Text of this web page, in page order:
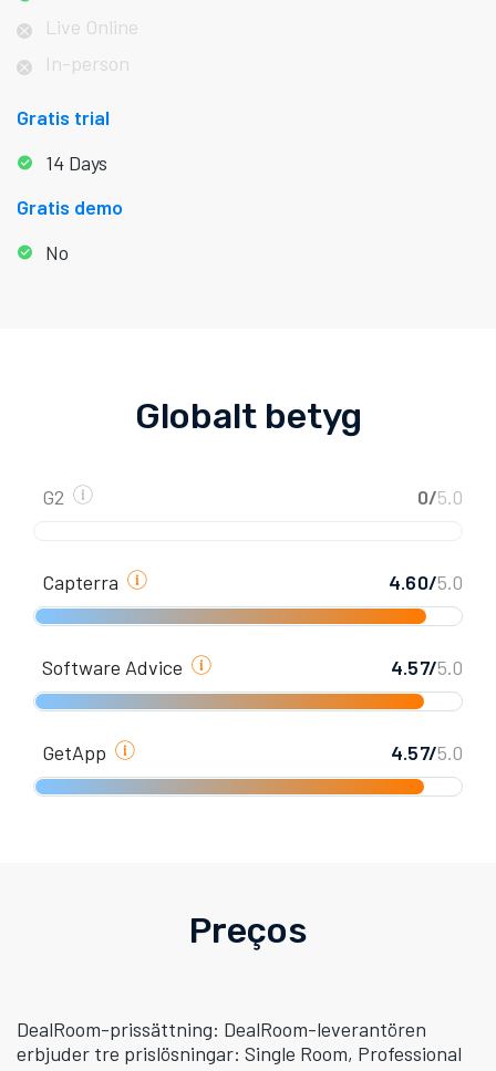
Live Online
In-person
Gratis trial
14 Days
Gratis demo
No
Globalt betyg
G2 0/5.0
Capterra 4.60/5.0
Software Advice 4.57/5.0
GetApp 4.57/5.0
Preços
DealRoom-prissättning: DealRoom-leverantören
erbjuder tre prislösningar: Single Room, Professional